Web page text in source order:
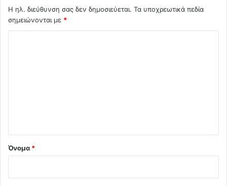
Η ηλ. διεύθυνση σας δεν δημοσιεύεται. Τα υποχρεωτικά πεδία
σημειώνονται με *
Όνομα *